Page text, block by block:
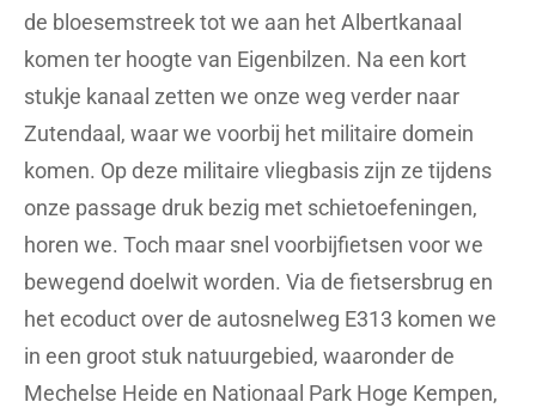
de bloesemstreek tot we aan het Albertkanaal
komen ter hoogte van Eigenbilzen. Na een kort
stukje kanaal zetten we onze weg verder naar
Zutendaal, waar we voorbij het militaire domein
komen. Op deze militaire vliegbasis zijn ze tijdens
onze passage druk bezig met schietoefeningen,
horen we. Toch maar snel voorbijfietsen voor we
bewegend doelwit worden. Via de fietsersbrug en
het ecoduct over de autosnelweg E313 komen we
in een groot stuk natuurgebied, waaronder de
Mechelse Heide en Nationaal Park Hoge Kempen,